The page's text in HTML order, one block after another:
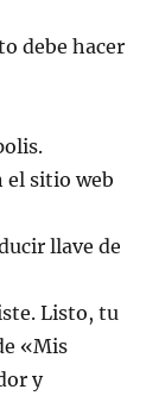
debe hacer
el sitio web
llave de
Listo, tu
«Mis
y